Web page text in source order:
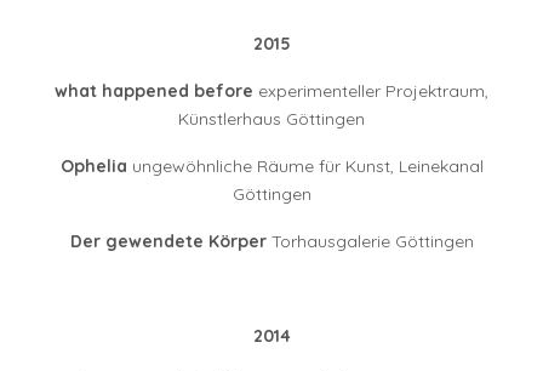
2015
what happened before experimenteller Projektraum,
Künstlerhaus Göttingen
Ophelia ungewöhnliche Räume für Kunst, Leinekanal
Göttingen
Der gewendete Körper Torhausgalerie Göttingen
2014